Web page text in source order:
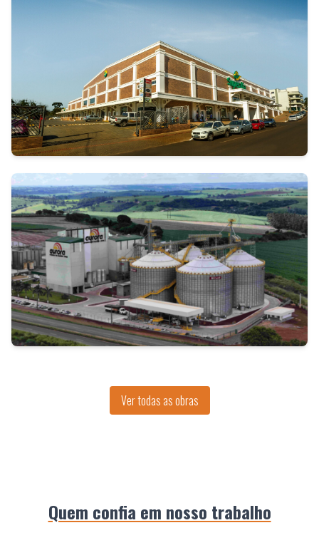
Ver todas as obras
Quem confia em nosso trabalho